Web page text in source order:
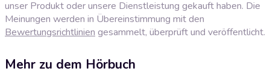
unser Produkt oder unsere Dienstleistung gekauft haben. Die
Meinungen werden in Übereinstimmung mit den
Bewertungsrichtlinien gesammelt, überprüft und veröffentlicht.
Mehr zu dem Hörbuch